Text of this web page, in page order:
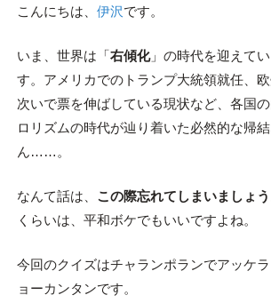
こんにちは、 伊沢です。
いま、世界は「右傾化」の時代を迎えて
す。アメリカでのトランプ大統領就任、
次いで票を伸ばしている現状など、各国
ロリズムの時代が辿り着いた必然的な帰
ん……。
なんて話は、 この際忘れてしまいましょう
くらいは、平和ボケでもいいですよね。
今回のクイズはチャランポランでアッケ
ョーカンタンです。